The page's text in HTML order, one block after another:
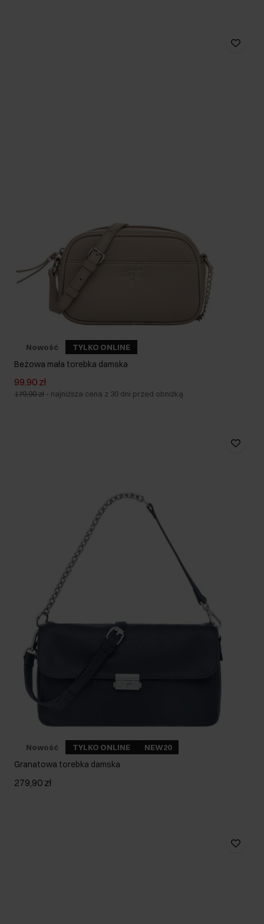
Nowość TYLKO ONLINE
Beżowa mała torebka damska
99,90 zł
179,90 zł - najniższa cena z 30 dni przed obniżką
Nowość TYLKO ONLINE NEW20
Granatowa torebka damska
279,90 zł